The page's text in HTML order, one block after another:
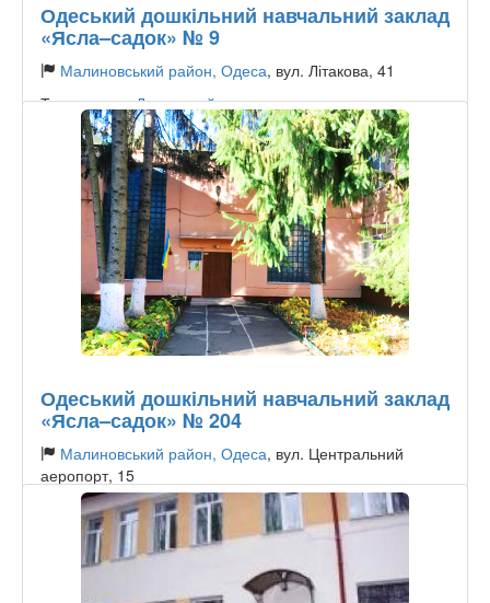
Одеський дошкільний навчальний заклад
«Ясла–садок» № 9
Малиновський район, Одеса, вул. Літакова, 41
Тип садочку:Державний
Одеський дошкільний навчальний заклад
«Ясла–садок» № 204
Малиновський район, Одеса, вул. Центральний
аеропорт, 15
Тип садочку:Державний